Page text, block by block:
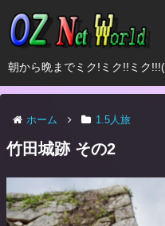
朝から晩までミク!ミク!!ミク
ホーム 1.5人旅
竹田城跡 その2